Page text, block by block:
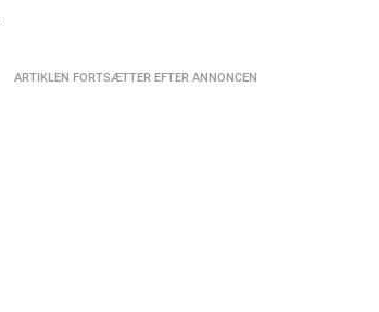
ARTIKLEN FORTSÆTTER EFTER ANNONCEN